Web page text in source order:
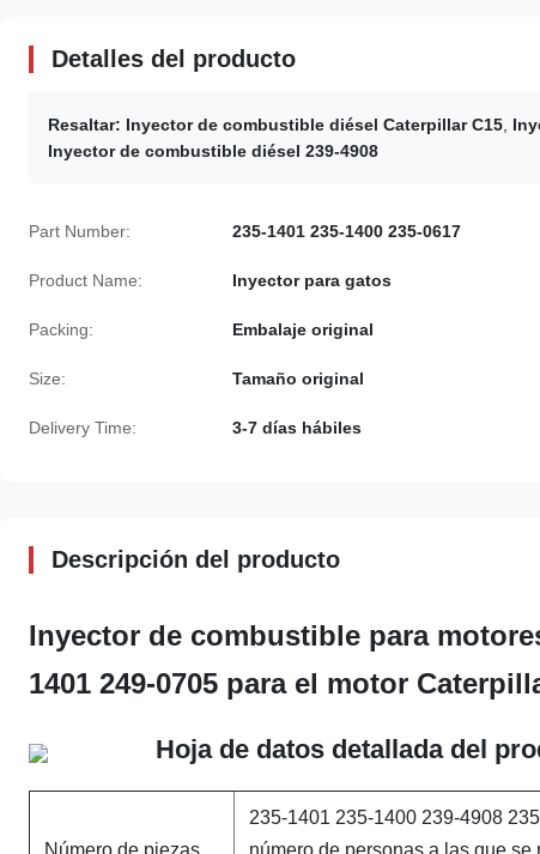
Detalles del producto
Resaltar: Inyector de combustible diésel Caterpillar C15
Inyector de combustible diésel 239-4908
Part Number: 235-1401 235-1400 235-0617
Product Name: Inyector para gatos
Packing: Embalaje original
Size: Tamaño original
Delivery Time: 3-7 días hábiles
Descripción del producto
Inyector de combustible para
1401 249-0705 para el motor
Hoja de datos detallada del
Número de piezas
235-1401 235-1400 239-4908
número de personas a las que se